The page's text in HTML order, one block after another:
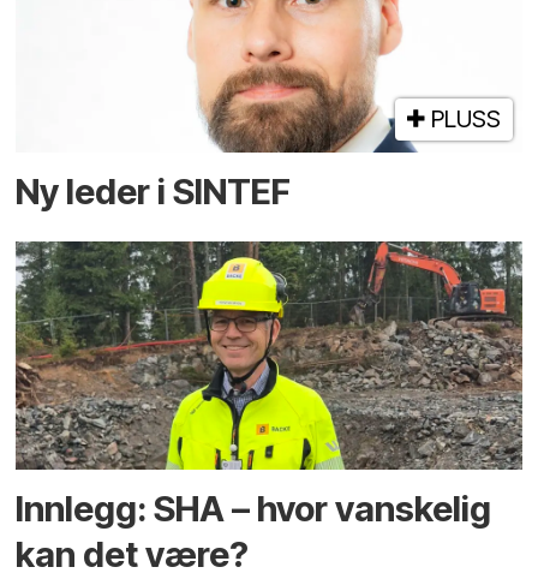
PLUSS
Ny leder i SINTEF
Innlegg: SHA – hvor vanskelig
kan det være?